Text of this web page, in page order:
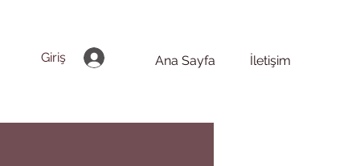
Giriş Ana Sayfa İletişim